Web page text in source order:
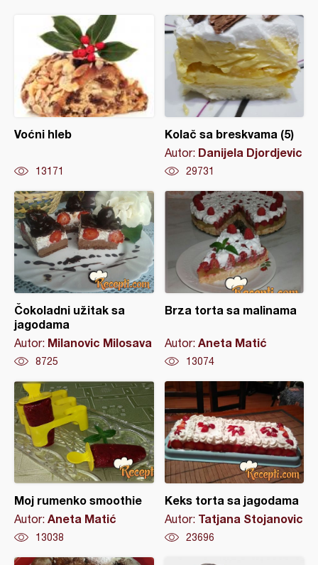
Voćni hleb
13171
Kolač sa breskvama (5)
Autor: Danijela Djordjevic
29731
Čokoladni užitak sa
jagodama
Autor: Milanovic Milosava
8725
Brza torta sa malinama
Autor: Aneta Matić
13074
Moj rumenko smoothie
Autor: Aneta Matić
13038
Keks torta sa jagodama
Autor: Tatjana Stojanovic
23696